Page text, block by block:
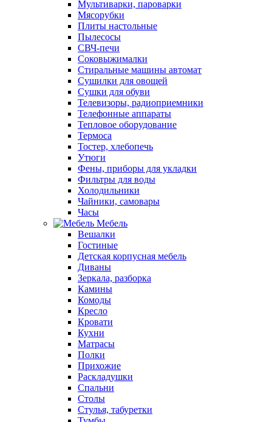
Мультиварки, пароварки
Мясорубки
Плиты настольные
Пылесосы
СВЧ-печи
Соковыжималки
Стиральные машины автомат
Сушилки для овощей
Сушки для обуви
Телевизоры, радиоприемники
Телефонные аппараты
Тепловое оборудование
Термоса
Тостер, хлебопечь
Утюги
Фены, приборы для укладки
Фильтры для воды
Холодильники
Чайники, самовары
Часы
Мебель
Вешалки
Гостиные
Детская корпусная мебель
Диваны
Зеркала, разборка
Камины
Комоды
Кресло
Кровати
Кухни
Матрасы
Полки
Прихожие
Раскладушки
Спальни
Столы
Стулья, табуретки